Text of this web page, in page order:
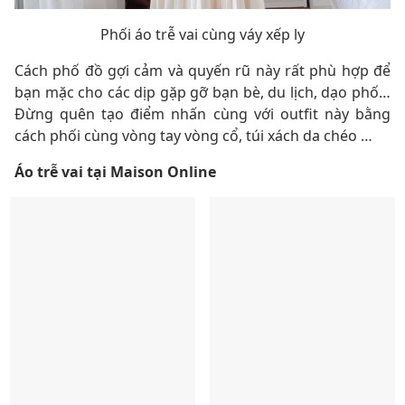
Phối áo trễ vai cùng váy xếp ly
Cách phố đồ gợi cảm và quyến rũ này rất phù hợp để
bạn mặc cho các dịp gặp gỡ bạn bè, du lịch, dạo phố…
Đừng quên tạo điểm nhấn cùng với outfit này bằng
cách phối cùng vòng tay vòng cổ, túi xách da chéo …
Áo trễ vai tại Maison Online